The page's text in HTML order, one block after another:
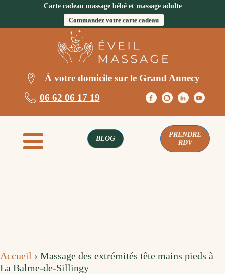
Carte cadeau massage bébé et massage adulte
Commandez votre carte cadeau
À votre domicile sur le Grand Annecy
06 62 06 17 19
BLOG
PRENDRE
RDV
Accueil › Massage des extrémités tête mains pieds à
La Balme-de-Sillingy